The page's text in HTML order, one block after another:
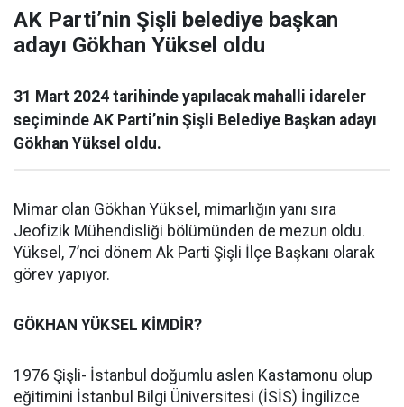
AK Parti’nin Şişli belediye başkan
adayı Gökhan Yüksel oldu
31 Mart 2024 tarihinde yapılacak mahalli idareler
seçiminde AK Parti’nin Şişli Belediye Başkan adayı
Gökhan Yüksel oldu.
Mimar olan Gökhan Yüksel, mimarlığın yanı sıra
Jeofizik Mühendisliği bölümünden de mezun oldu.
Yüksel, 7’nci dönem Ak Parti Şişli İlçe Başkanı olarak
görev yapıyor.
GÖKHAN YÜKSEL KİMDİR?
1976 Şişli- İstanbul doğumlu aslen Kastamonu olup
eğitimini İstanbul Bilgi Üniversitesi (İSİS) İngilizce